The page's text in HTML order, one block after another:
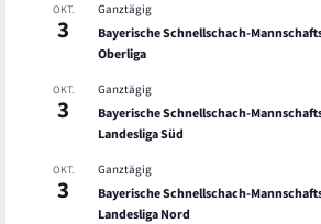
OKT.
3
Ganztägig
Bayerische Schnellschach-
Oberliga
OKT.
3
Ganztägig
Bayerische Schnellschach-
Landesliga Süd
OKT.
3
Ganztägig
Bayerische Schnellschach-
Landesliga Nord